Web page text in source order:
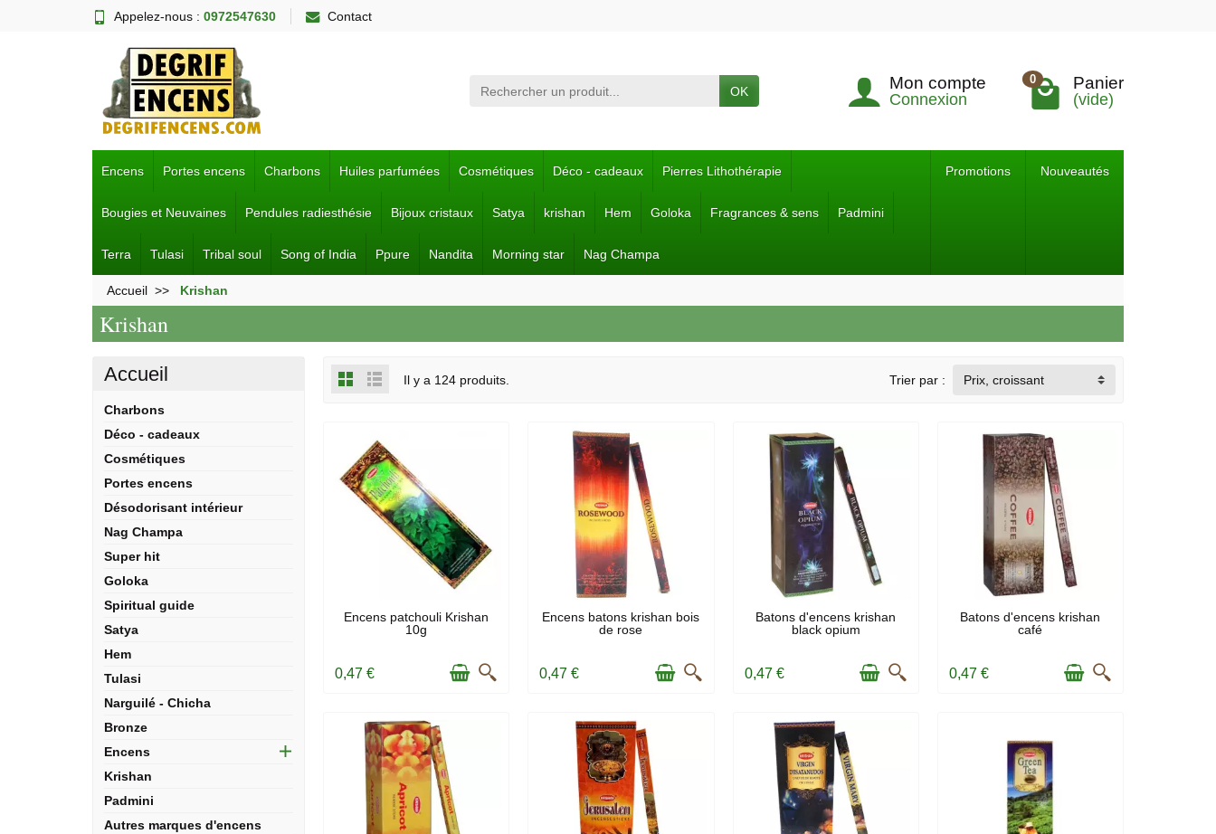
Appelez-nous : 0972547630 Contact
OK Mon compte
Connexion
0 Panier
(vide)
Encens Portes encens Charbons Huiles parfumées Cosmétiques Déco - cadeaux Pierres Lithothérapie
Bougies et Neuvaines Pendules radiesthésie Bijoux cristaux Satya krishan Hem Goloka Fragrances & sens Padmini
Terra Tulasi Tribal soul Song of India Ppure Nandita Morning star Nag Champa
Promotions Nouveautés
Accueil Krishan
Krishan
Accueil
Charbons
Déco - cadeaux
Cosmétiques
Portes encens
Désodorisant intérieur
Nag Champa
Super hit
Goloka
Spiritual guide
Satya
Hem
Tulasi
Narguilé - Chicha
Bronze
Encens
Krishan
Padmini
Autres marques d'encens
Il y a 124 produits. Trier par : Prix, croissant
EN STOCK
Encens patchouli Krishan
10g
0,47 €
EN STOCK
Encens batons krishan bois
de rose
0,47 €
EN STOCK
Batons d'encens krishan
black opium
0,47 €
EN STOCK
Batons d'encens krishan
café
0,47 €